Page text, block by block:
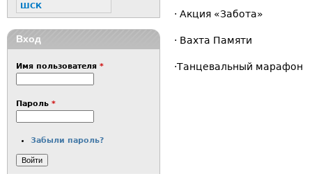
· Акция «Забота»
· Вахта Памяти
·Танцевальный марафон
ШСК
Вход
Имя пользователя *
Пароль *
Забыли пароль?